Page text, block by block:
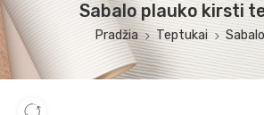
Sabalo plauko kirsti
Pradžia Teptukai